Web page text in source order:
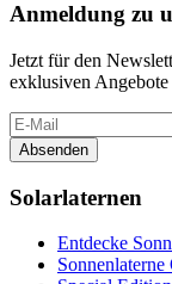
Anmeldung zu
Jetzt für den
exklusiven
Absenden
Solarlaternen
Entdecke